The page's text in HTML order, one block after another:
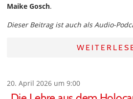
Maike Gosch.
Dieser Beitrag ist auch als Audio-
20. April 2026 um 9:00